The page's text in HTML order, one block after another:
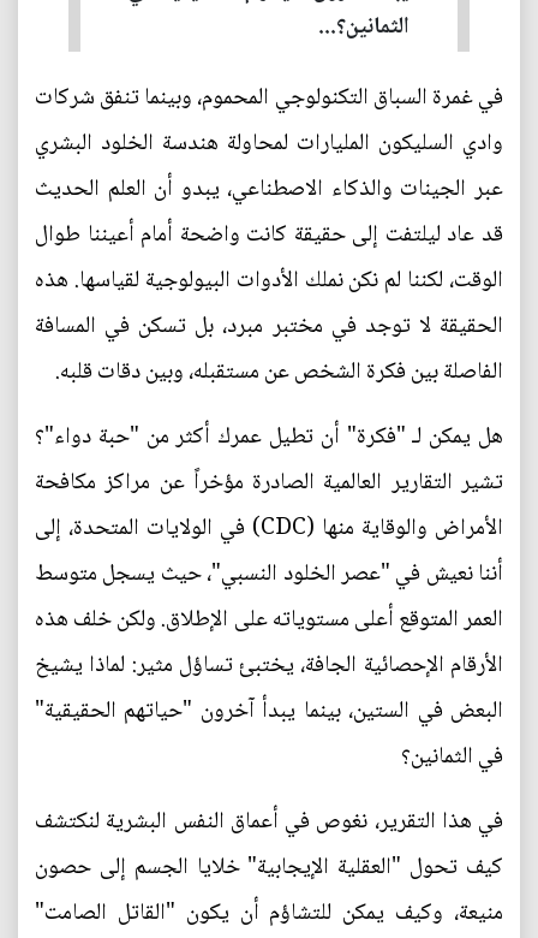
الثمانين؟...
في غمرة السباق التكنولوجي المحموم، وبينما تنفق شركات
وادي السليكون المليارات لمحاولة هندسة الخلود البشري
عبر الجينات والذكاء الاصطناعي، يبدو أن العلم الحديث
قد عاد ليلتفت إلى حقيقة كانت واضحة أمام أعيننا طوال
الوقت، لكننا لم نكن نملك الأدوات البيولوجية لقياسها. هذه
الحقيقة لا توجد في مختبر مبرد، بل تسكن في المسافة
الفاصلة بين فكرة الشخص عن مستقبله، وبين دقات قلبه.
هل يمكن لـ "فكرة" أن تطيل عمرك أكثر من "حبة دواء"؟
تشير التقارير العالمية الصادرة مؤخراً عن مراكز مكافحة
الأمراض والوقاية منها (CDC) في الولايات المتحدة، إلى
أننا نعيش في "عصر الخلود النسبي"، حيث يسجل متوسط
العمر المتوقع أعلى مستوياته على الإطلاق. ولكن خلف هذه
الأرقام الإحصائية الجافة، يختبئ تساؤل مثير: لماذا يشيخ
البعض في الستين، بينما يبدأ آخرون "حياتهم الحقيقية"
في الثمانين؟
في هذا التقرير، نغوص في أعماق النفس البشرية لنكتشف
كيف تحول "العقلية الإيجابية" خلايا الجسم إلى حصون
منيعة، وكيف يمكن للتشاؤم أن يكون "القاتل الصامت"